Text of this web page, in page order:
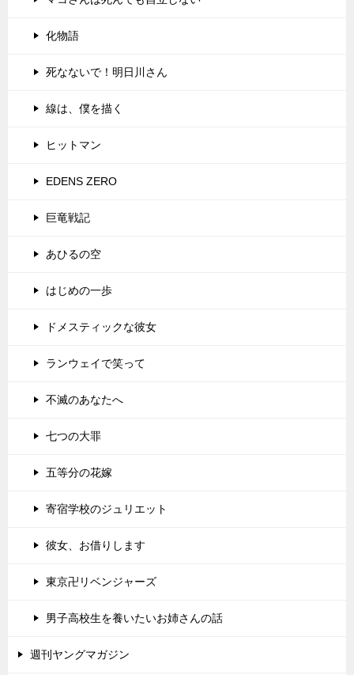
化物語
死なないで！明日川さん
線は、僕を描く
ヒットマン
EDENS ZERO
巨竜戦記
あひるの空
はじめの一歩
ドメスティックな彼女
ランウェイで笑って
不滅のあなたへ
七つの大罪
五等分の花嫁
寄宿学校のジュリエット
彼女、お借りします
東京卍リベンジャーズ
男子高校生を養いたいお姉さんの話
週刊ヤングマガジン